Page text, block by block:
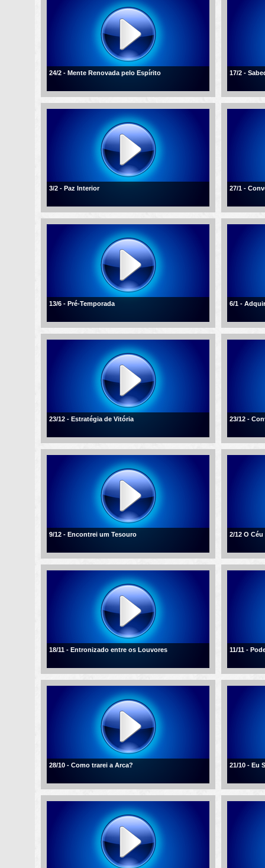
24/2 - Mente Renovada pelo Espírito 17/2 -
3/2 - Paz Interior 27/1 -
13/6 - Pré-Temporada 6/1 -
23/12 - Estratégia de Vitória 23/12 -
9/12 - Encontrei um Tesouro 2/12 O
18/11 - Entronizado entre os Louvores 11/11 -
28/10 - Como trarei a Arca? 21/10 - Eu